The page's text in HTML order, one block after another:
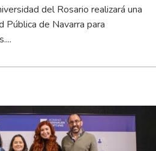
del Rosario realizará una
Pública de Navarra para